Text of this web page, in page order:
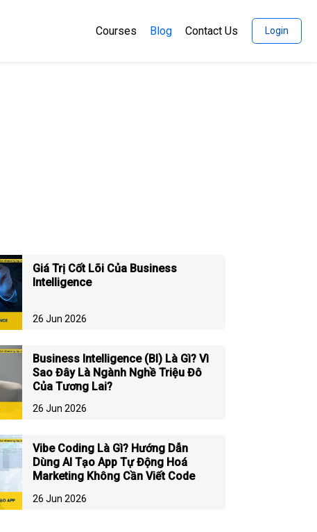
Courses Blog Contact Us Login
Giá Trị Cốt Lõi Của Business
Intelligence
26 Jun 2026
Business Intelligence (BI) Là Gì? Vì
Sao Đây Là Ngành Nghề Triệu Đô
Của Tương Lai?
26 Jun 2026
Vibe Coding Là Gì? Hướng Dẫn
Dùng AI Tạo App Tự Động Hoá
Marketing Không Cần Viết Code
26 Jun 2026